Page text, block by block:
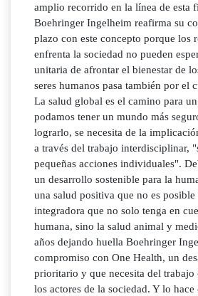
amplio recorrido en la línea de esta
Boehringer Ingelheim reafirma su
plazo con este concepto porque los
enfrenta la sociedad no pueden
unitaria de afrontar el bienestar de
seres humanos pasa también por el
La salud global es el camino para
podamos tener un mundo más
lograrlo, se necesita de la
a través del trabajo interdisciplinar,
pequeñas acciones individuales".
un desarrollo sostenible para la
una salud positiva que no es
integradora que no solo tenga en
humana, sino la salud animal y
años dejando huella Boehringer
compromiso con One Health, un
prioritario y que necesita del
los actores de la sociedad. Y lo